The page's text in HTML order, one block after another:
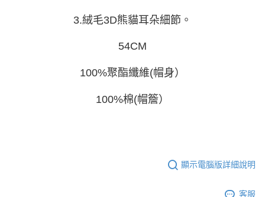
3.絨毛3D熊貓耳朵細節。
54CM
100%聚酯纖維(帽身）
100%棉(帽簷）
顯示電腦版詳細說明
客服